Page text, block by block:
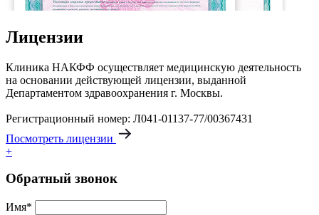
Лицензии
Клиника НАКФФ осуществляет медицинскую деятельность
на основании действующей лицензии, выданной
Департаментом здравоохранения г. Москвы.
Регистрационный номер: Л041-01137-77/00367431
Посмотреть лицензии
+
Обратный звонок
Имя*